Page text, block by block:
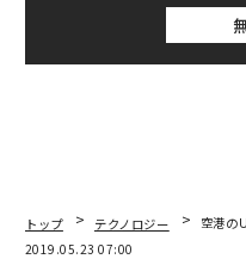
トップ テクノロジー
空港の
2019.05.23 07:00